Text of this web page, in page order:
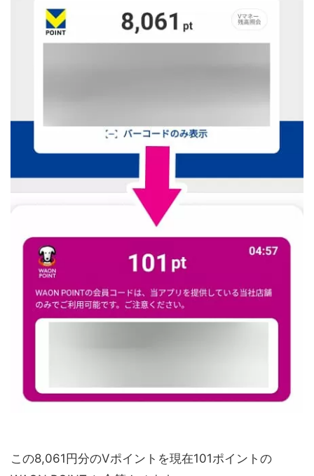
この8,061円分のVポイントを現在101ポイントの